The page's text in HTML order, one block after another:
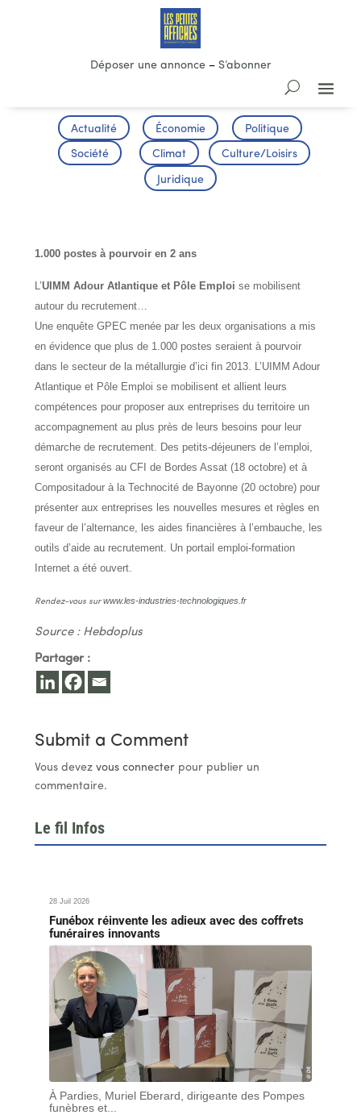
Déposer une annonce– S’abonner
Actualité Économie Politique
Société Climat Culture/Loisirs
Juridique
1.000 postes à pourvoir en 2 ans
L’UIMM Adour Atlantique et Pôle Emploi se mobilisent
autour du recrutement…
Une enquête GPEC menée par les deux organisations a mis
en évidence que plus de 1.000 postes seraient à pourvoir
dans le secteur de la métallurgie d’ici fin 2013. L’UIMM Adour
Atlantique et Pôle Emploi se mobilisent et allient leurs
compétences pour proposer aux entreprises du territoire un
accompagnement au plus près de leurs besoins pour leur
démarche de recrutement. Des petits-déjeuners de l’emploi,
seront organisés au CFI de Bordes Assat (18 octobre) et à
Compositadour à la Technocité de Bayonne (20 octobre) pour
présenter aux entreprises les nouvelles mesures et règles en
faveur de l’alternance, les aides financières à l’embauche, les
outils d’aide au recrutement. Un portail emploi-formation
Internet a été ouvert.
Rendez-vous surwww.les-industries-technologiques.fr
Source : Hebdoplus
Partager :
Submit a Comment
Vous devez vous connecterpour publier un
commentaire.
Le fil Infos
28 Juil 2026
Funébox réinvente les adieux avec des coffrets
funéraires innovants
À Pardies, Muriel Eberard, dirigeante des Pompes
funèbres et...